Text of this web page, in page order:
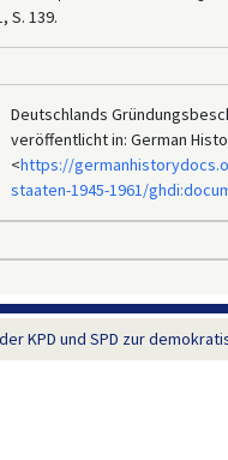
S. 139.
Deutschlands
veröffentlicht in: German
<https://
staaten-1945-1961/
KPD und SPD zur